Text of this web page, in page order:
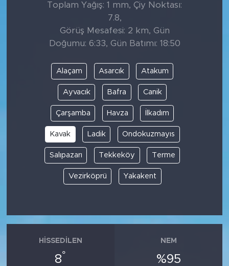
Toplam Yağış: 1 mm, Çiy Noktası:
7.8,
Görüş Mesafesi: 2 km, Gün
Doğumu: 6:33, Gün Batımı: 18:50
Alaçam Asarcık Atakum
Ayvacık Bafra Canik
Çarşamba Havza İlkadım
Kavak Ladik Ondokuzmayıs
Salıpazarı Tekkeköy Terme
Vezirköprü Yakakent
HISSEDILEN
8°
NEM
%95